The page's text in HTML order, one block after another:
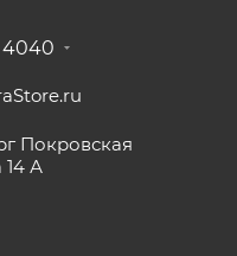
4040
Покровская
14 А